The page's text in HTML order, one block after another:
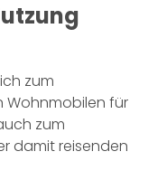
zum
Wohnmobilen für
zum
damit reisenden